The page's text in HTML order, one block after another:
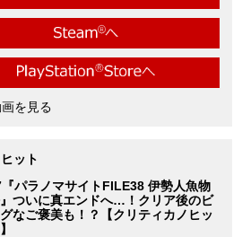
を見る
ット
パラノマサイトFILE38 伊勢人魚物
ついに真エンドへ…！クリア後のビ
なご褒美も！？【クリティカノヒッ